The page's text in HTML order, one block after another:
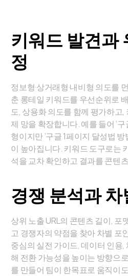
키워드 발견과
정
정보형·상거래형·내비형 의도를
춘 롱테일 키워드를 우선순위로
도, 상용화 의도를 함께 평가하고,
제 망을 확장합니다. 예를 들어 ‘
형이지만 ‘구글 1페이지 달성법
이 높아집니다. 키워드 도구로는
석을 교차 확인하고 결과를 콘텐
경쟁 분석과
상위 노출 URL의 콘텐츠 길이, 포
고 경쟁자의 약점을 찾아 차별 포
중심의 실전 가이드, 데이터 인용
해 전환 가능성을 높이는 방향으
를 만들어 팀이 한목표로 움직이